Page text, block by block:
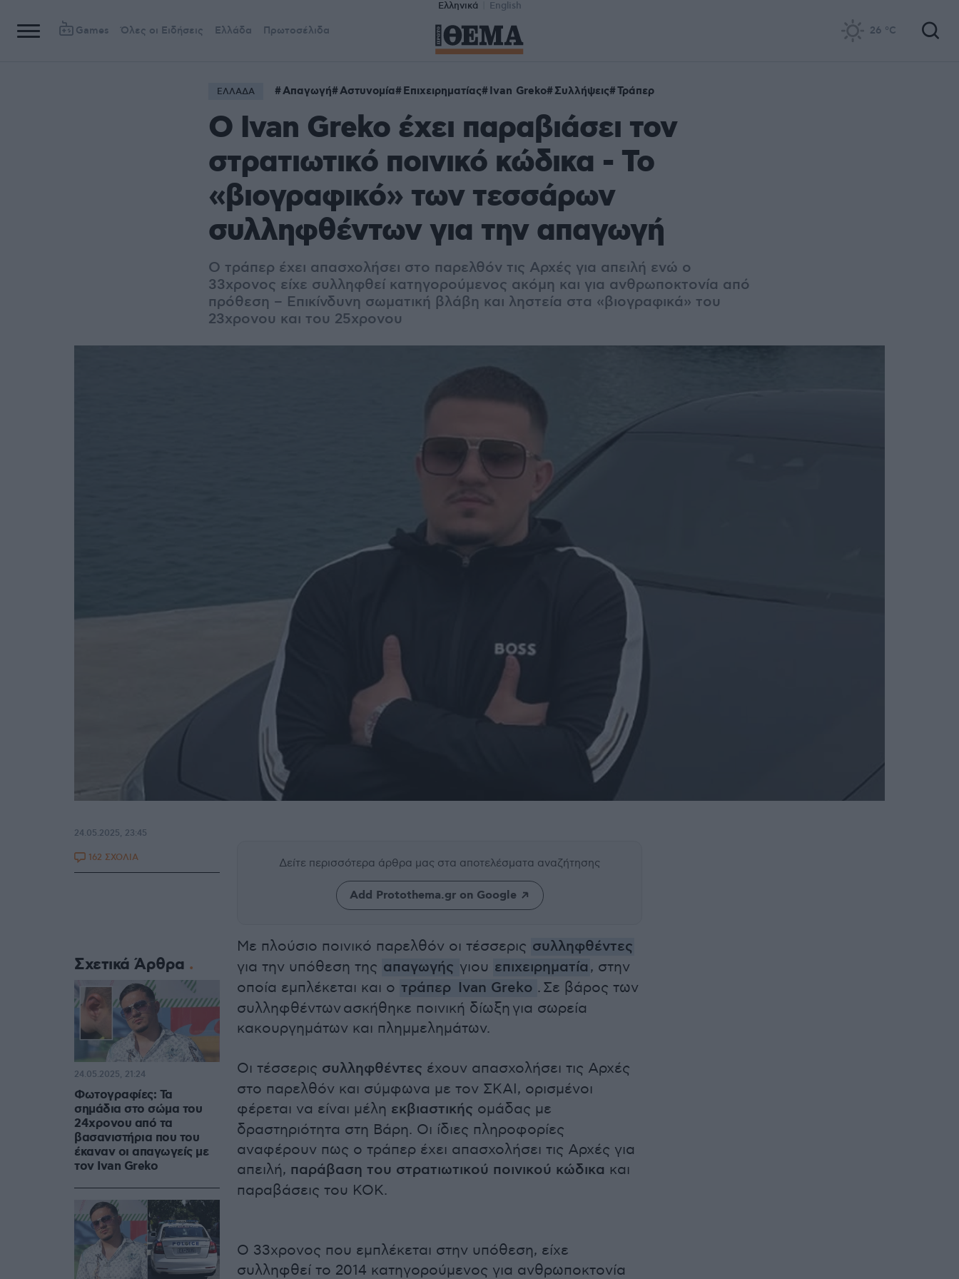
Ελληνικά English
Games Όλες οι Ειδήσεις Ελλάδα Πρωτοσέλιδα 26 °C
ΕΛΛΑΔΑ Απαγωγή Αστυνομία Επιχειρηματίας Ivan Greko Συλλήψεις Τράπερ
Ο Ivan Greko έχει παραβιάσει τον
στρατιωτικό ποινικό κώδικα - Το
«βιογραφικό» των τεσσάρων
συλληφθέντων για την απαγωγή
Ο τράπερ έχει απασχολήσει στο παρελθόν τις Αρχές για απειλή ενώ ο
33χρονος είχε συλληφθεί κατηγορούμενος ακόμη και για ανθρωποκτονία από
πρόθεση – Επικίνδυνη σωματική βλάβη και ληστεία στα «βιογραφικά» του
23χρονου και του 25χρονου
Δείτε περισσότερα άρθρα μας στα αποτελέσματα αναζήτησης
Add Protothema.gr on Google
Με πλούσιο ποινικό παρελθόν οι τέσσερις συλληφθέντες
για την υπόθεση της απαγωγής γιου επιχειρηματία , στην
οποία εμπλέκεται και ο τράπερ Ivan Greko . Σε βάρος των
συλληφθέντων ασκήθηκε ποινική δίωξη για σωρεία
κακουργημάτων και πλημμελημάτων.
Οι τέσσερις συλληφθέντες έχουν απασχολήσει τις Αρχές
στο παρελθόν και σύμφωνα με τον ΣΚΑΙ, ορισμένοι
φέρεται να είναι μέλη εκβιαστικής ομάδας με
δραστηριότητα στη Βάρη. Οι ίδιες πληροφορίες
αναφέρουν πως ο τράπερ έχει απασχολήσει τις Αρχές για
απειλή, παράβαση του στρατιωτικού ποινικού κώδικα και
παραβάσεις του ΚΟΚ.
Ο 33χρονος που εμπλέκεται στην υπόθεση, είχε
συλληφθεί το 2014 κατηγορούμενος για ανθρωποκτονία
24.05.2025, 23:45
162 ΣΧΟΛΙΑ
Σχετικά Άρθρα
Φωτογραφίες: Τα
σημάδια στο σώμα του
24χρονου από τα
βασανιστήρια που του
έκαναν οι απαγωγείς με
τον Ivan Greko
24.05.2025, 21:24